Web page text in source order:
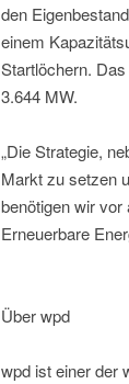
den
einem
Startlöchern.
3.644 MW.
„Die Strategie,
Markt zu setzen
benötigen wir
Erneuerbare
Über wpd
wpd ist einer der